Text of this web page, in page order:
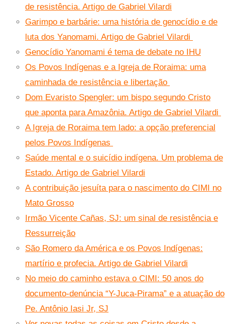
de resistência. Artigo de Gabriel Vilardi
Garimpo e barbárie: uma história de genocídio e de
luta dos Yanomami. Artigo de Gabriel Vilardi
Genocídio Yanomami é tema de debate no IHU
Os Povos Indígenas e a Igreja de Roraima: uma
caminhada de resistência e libertação
Dom Evaristo Spengler: um bispo segundo Cristo
que aponta para Amazônia. Artigo de Gabriel Vilardi
A Igreja de Roraima tem lado: a opção preferencial
pelos Povos Indígenas
Saúde mental e o suicídio indígena. Um problema de
Estado. Artigo de Gabriel Vilardi
A contribuição jesuíta para o nascimento do CIMI no
Mato Grosso
Irmão Vicente Cañas, SJ: um sinal de resistência e
Ressurreição
São Romero da América e os Povos Indígenas:
martírio e profecia. Artigo de Gabriel Vilardi
No meio do caminho estava o CIMI: 50 anos do
documento-denúncia “Y-Juca-Pirama” e a atuação do
Pe. Antônio Iasi Jr, SJ